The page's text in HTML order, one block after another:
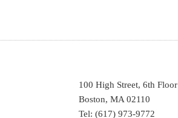
100 High Street, 6th Floor
Boston, MA 02110
Tel: (617) 973-9772